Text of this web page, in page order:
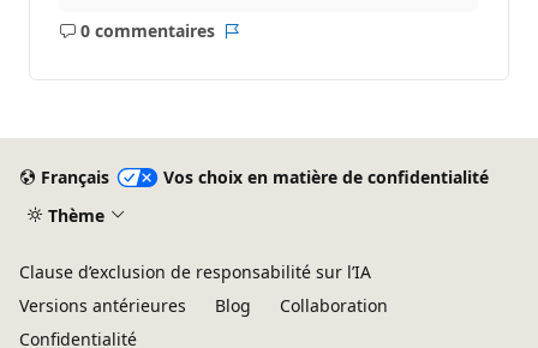
0 commentaires
Aucun
Français
Vos choix en matière de confidentialité
Thème
Clause d’exclusion de responsabilité sur l’IA
Versions antérieures
Blog
Collaboration
Confidentialité